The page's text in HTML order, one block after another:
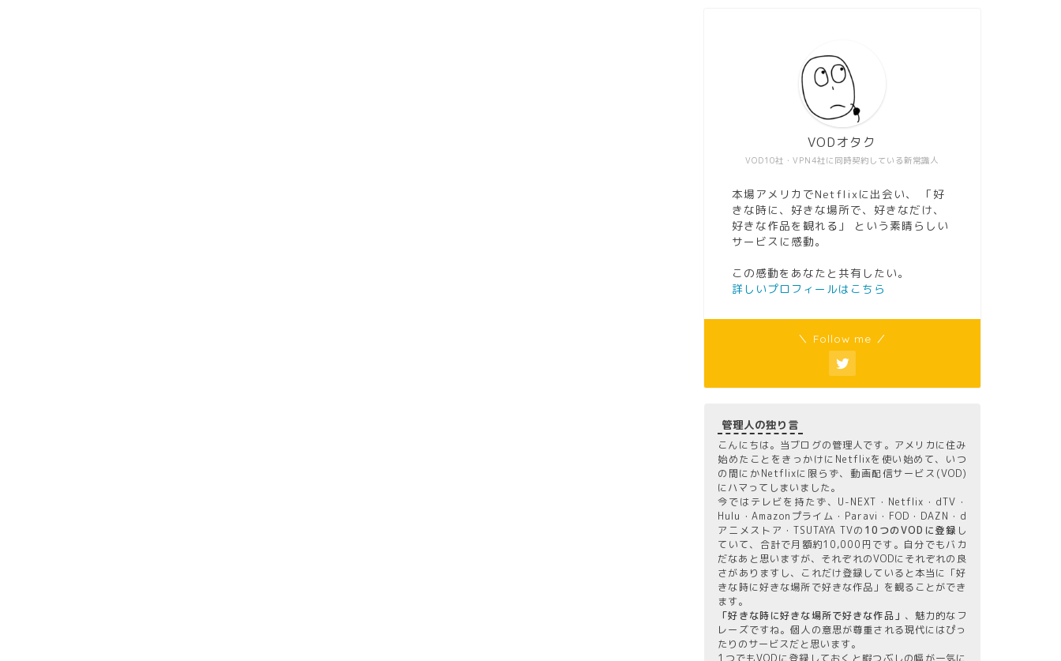
VOD10社・VPN4社に同時契約している新常識人
VODオタク
本場アメリカでNetflixに出会い、 「好
きな時に、好きな場所で、好きなだけ、
好きな作品を観れる」 という素晴らしい
サービスに感動。
この感動をあなたと共有したい。
詳しいプロフィールはこちら
＼ Follow me ／
管理人の独り言
こんにちは。当ブログの管理人です。アメリカに住み
始めたことをきっかけにNetflixを使い始めて、いつ
の間にかNetflixに限らず、動画配信サービス(VOD)
にハマってしまいました。
今ではテレビを持たず、U-NEXT・Netflix・dTV・
Hulu・Amazonプライム・Paravi・FOD・DAZN・d
アニメストア・TSUTAYA TVの 10つのVODに登録 し
ていて、合計で月額約10,000円です。自分でもバカ
だなあと思いますが、それぞれのVODにそれぞれの良
さがありますし、これだけ登録していると本当に「好
きな時に好きな場所で好きな作品」を観ることができ
ます。
「好きな時に好きな場所で好きな作品」 、魅力的なフ
レーズですね。個人の意思が尊重される現代にはぴっ
たりのサービスだと思います。
1つでもVODに登録しておくと暇つぶしの幅が一気に